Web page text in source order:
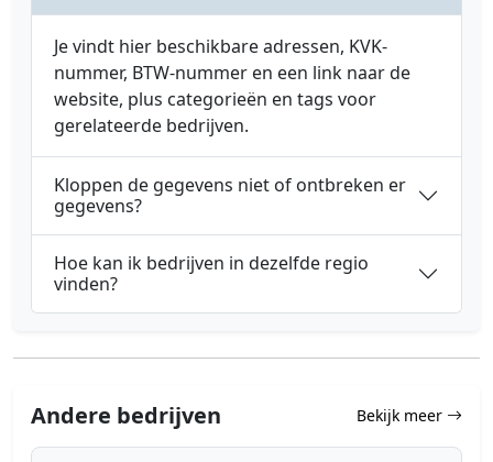
Je vindt hier beschikbare adressen, KVK-
nummer, BTW-nummer en een link naar de
website, plus categorieën en tags voor
gerelateerde bedrijven.
Kloppen de gegevens niet of ontbreken er
gegevens?
Hoe kan ik bedrijven in dezelfde regio
vinden?
Andere bedrijven Bekijk meer